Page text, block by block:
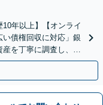
10年以上】【オンライ
債権回収に対応」銀
を丁寧に調査し、効
】